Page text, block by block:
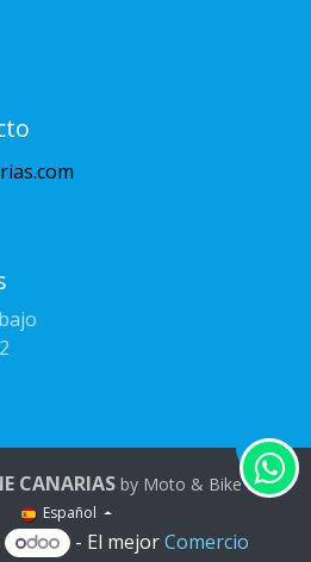
CANARIAS by Moto & Bike Rent
Español
- El mejorComercio